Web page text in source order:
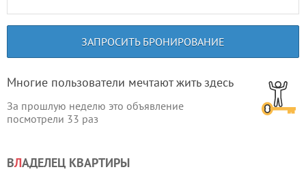
ЗАПРОСИТЬ БРОНИРОВАНИЕ
Многие пользователи мечтают жить здесь
За прошлую неделю это объявление
посмотрели 33 раз
ВЛАДЕЛЕЦ КВАРТИРЫ